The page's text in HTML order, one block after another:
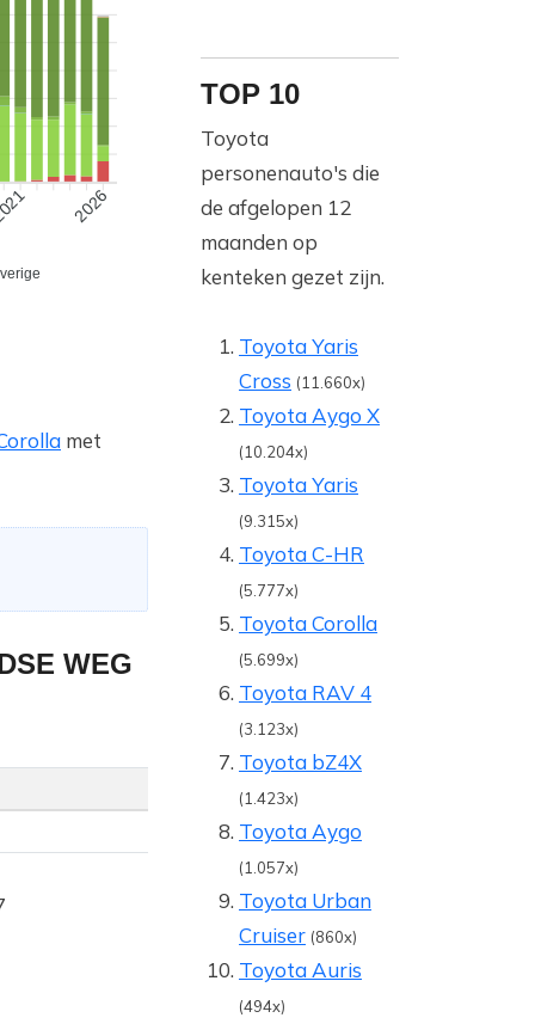
2026
met
WEG
TOP 10
Toyota
personenauto's die
de afgelopen 12
maanden op
kenteken gezet zijn.
Toyota Yaris
Cross (11.660x)
Toyota Aygo X
(10.204x)
Toyota Yaris
(9.315x)
Toyota C-HR
(5.777x)
Toyota Corolla
(5.699x)
Toyota RAV 4
(3.123x)
Toyota bZ4X
(1.423x)
Toyota Aygo
(1.057x)
Toyota Urban
Cruiser (860x)
Toyota Auris
(494x)